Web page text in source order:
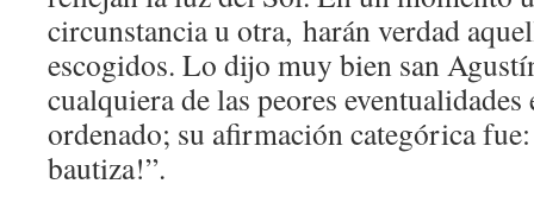
circunstancia u otra, harán verdad
escogidos. Lo dijo muy bien san
cualquiera de las peores
ordenado; su afirmación categórica
bautiza!”.